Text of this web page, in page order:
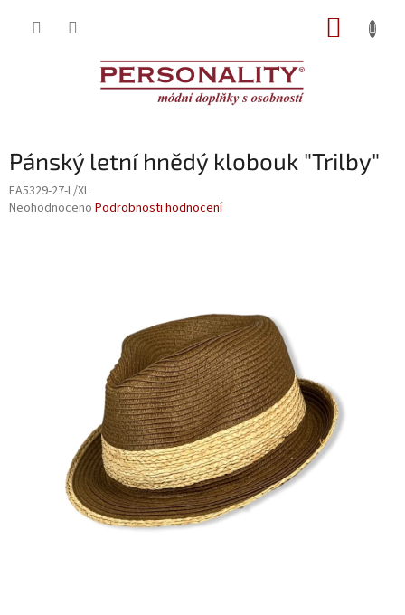
Pánský letní hnědý klobouk "Trilby"
EA5329-27-L/XL
Průměrné
Neohodnoceno Podrobnosti hodnocení